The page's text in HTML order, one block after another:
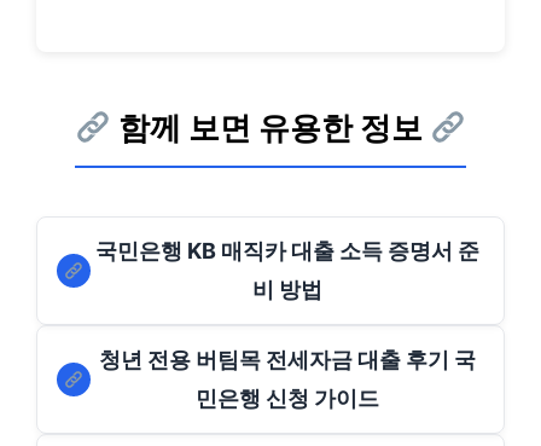
함께 보면 유용한 정보
국민은행 KB 매직카 대출 소득 증명서 준
비 방법
청년 전용 버팀목 전세자금 대출 후기 국
민은행 신청 가이드